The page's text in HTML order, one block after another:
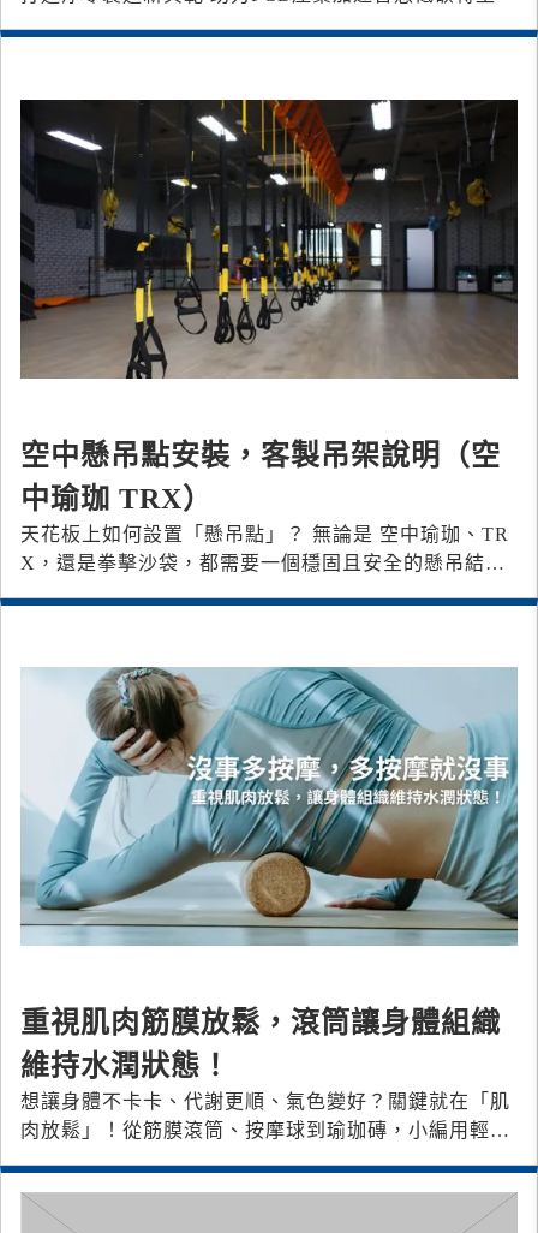
空中懸吊點安裝，客製吊架說明（空
中瑜珈 TRX）
天花板上如何設置「懸吊點」？ 無論是 空中瑜珈、TR
X，還是拳擊沙袋，都需要一個穩固且安全的懸吊結
重視肌肉筋膜放鬆，滾筒讓身體組織
維持水潤狀態！
想讓身體不卡卡、代謝更順、氣色變好？關鍵就在「肌
肉放鬆」！從筋膜滾筒、按摩球到瑜珈磚，小編用輕鬆